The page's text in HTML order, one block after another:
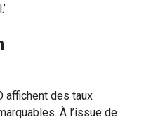
affichent des taux
À l’issue de